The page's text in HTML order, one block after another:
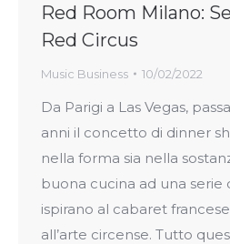
Red Room Milano:
Red Circus
Music Business 10/02/2022
Da Parigi a Las Vegas,
anni il concetto di dinner
nella forma sia nella
buona cucina ad una serie
ispirano al cabaret
all’arte circense. Tutto